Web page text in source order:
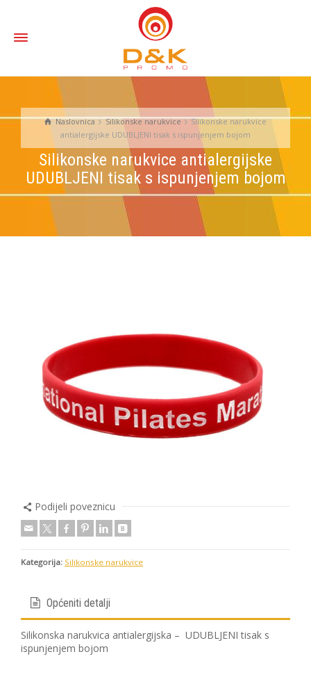
Naslovnica Silikonske narukvice
Silikonske narukvice
antialergijske UDUBLJENI tisak s ispunjenjem bojom
Silikonske narukvice antialergijske
UDUBLJENI tisak s ispunjenjem bojom
Podijeli poveznicu
Kategorija: Silikonske narukvice
Općeniti detalji
Silikonska narukvica antialergijska – UDUBLJENI tisak s
ispunjenjem bojom